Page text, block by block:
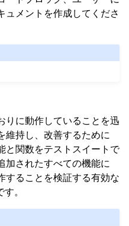
ュメントを作成してくださ
りに動作していることを迅
維持し、改善するために
と関数をテストスイートで
加されたすべての機能に
することを検証する有効な
。